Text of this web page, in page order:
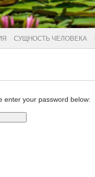
СУЩНОСТЬ ЧЕЛОВЕКА
enter your password below: